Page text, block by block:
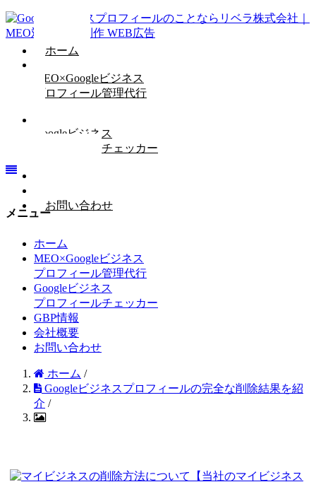
ホーム
MEO×Googleビジネス
プロフィール管理代行
Googleビジネス
プロフィールチェッカー
お問い合わせ
メニュー
ホーム
MEO×Googleビジネス
プロフィール管理代行
Googleビジネス
プロフィールチェッカー
GBP情報
会社概要
お問い合わせ
ホーム /
Googleビジネスプロフィールの完全な削除結果を紹
介 /